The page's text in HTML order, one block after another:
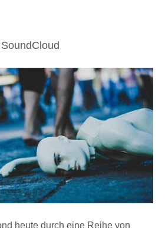
heute durch eine Reihe von